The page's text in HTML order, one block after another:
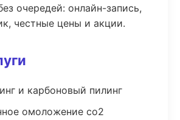
очередей: онлайн-запись,
честные цены и акции.
и карбоновый пилинг
омоложение co2